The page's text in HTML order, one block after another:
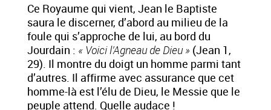
Ce Royaume qui vient, Jean le Baptiste
saura le discerner, d’abord au milieu de la
foule qui s’approche de lui, au bord du
Jourdain : « Voici l’Agneau de Dieu » (Jean 1,
29). Il montre du doigt un homme parmi tant
d’autres. Il affirme avec assurance que cet
homme-là est l’élu de Dieu, le Messie que le
peuple attend. Quelle audace !